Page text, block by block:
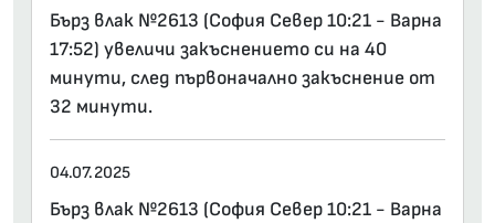
Бърз влак №2613 (София Север 10:21 - Варна
17:52) увеличи закъснението си на 40
минути, след първоначално закъснение от
32 минути.
04.07.2025
Бърз влак №2613 (София Север 10:21 - Варна